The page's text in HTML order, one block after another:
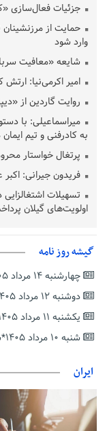
جزئیات فعال‌سازی
حمایت از مرزنشینان
وارد شود
شایعه «معافیت
امیر اکرمی‌نیا: ارتش
روایت گاردین از
میراسماعیلی: با
به کادرفنی و تیم ایمان
پرتغال خواستار
فریدون جیرانی:
تسهیلات
اولویت‌های گیلان
دفتر رهبر انقلاب:
بقائی: فضای
مثبت است
رئیس سازمان جهاد
دریافت یارانه کود اقدام
گیشه روز نامه
چهارشنبه ۱۴ مرداد ۱۴۰۵*شماره ۷۲۹۳
دوشنبه ۱۲ مرداد ۱۴۰۵*شماره ۷۲۹۲
یکشنبه ۱۱ مرداد ۱۴۰۵*شماره ۷۲۹۱
شنبه ۱۰ مرداد ۱۴۰۵*شماره ۷۲۹۰
ایران